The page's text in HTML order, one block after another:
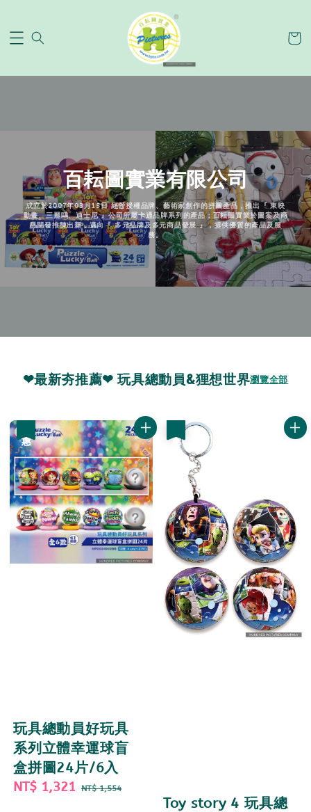
百耘圖實業有限公司
成立於2007年03月15日 經營授權品牌、藝術家創作的拼圖產品，推出『 東映
動畫、三麗鷗、迪士尼 』公司所屬卡通品牌系列的產品；百耘圖實業於圖案及商
品開發推陳出新，邁向『 多元品牌及多元商品發展 』，提供優質的產品及服
務。
❤最新夯推薦❤ 玩具總動員&狸想世界瀏覽全部
玩具總動員好玩具
系列立體幸運球盲
盒拼圖24片/6入
Sale
NT$ 1,321 Regular
NT$ 1,554
Toy story 4 玩具總